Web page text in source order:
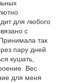
для любого
с
так
пару дней
кушать,
Вес
для меня